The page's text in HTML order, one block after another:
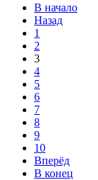
В начало
Назад
1
2
3
4
5
6
7
8
9
10
Вперёд
В конец